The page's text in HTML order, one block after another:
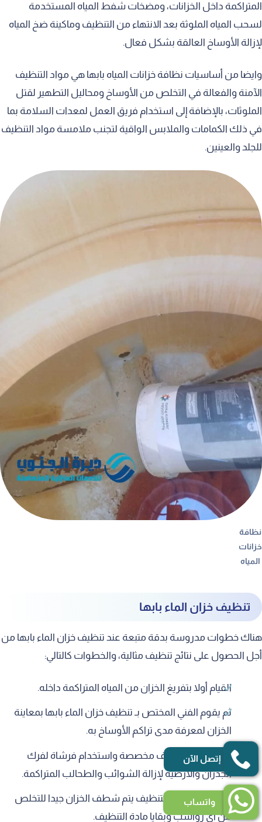
المتراكمة داخل الخزانات، ومضخات شفط المياه المستخدمة
لسحب المياه الملوثة بعد الانتهاء من التنظيف وماكينة ضخ المياه
لإزالة الأوساخ العالقة بشكل فعال.
وايضا من أساسيات نظافة خزانات المياه بابها هي مواد التنظيف
الآمنة والفعالة في التخلص من الأوساخ ومحاليل التطهير لقتل
الملوثات، بالإضافة إلى استخدام فريق العمل لمعدات السلامة بما
في ذلك الكمامات والملابس الواقية لتجنب ملامسة مواد التنظيف
للجلد والعينين.
نظافة
خزانات
المياه
تنظيف خزان الماء بابها
هناك خطوات مدروسة بدقة متبعة عند تنظيف خزان الماء بابها من
أجل الحصول على نتائج تنظيف مثالية، والخطوات كالتالي:
القيام أولا بتفريغ الخزان من المياه المتراكمة داخله.
ثم يقوم الفني المختص بـ تنظيف خزان الماء بابها بمعاينة
الخزان لمعرفة مدى تراكم الأوساخ به.
تطبيق مادة تنظيف مخصصة واستخدام فرشاة لفرك
الجدران والأرضية لإزالة الشوائب والطحالب المتراكمة.
بعد الانتهاء من التنظيف يتم شطف الخزان جيدا للتخلص
من أي رواسب وبقايا مادة التنظيف.
إتصل الآن
واتساب